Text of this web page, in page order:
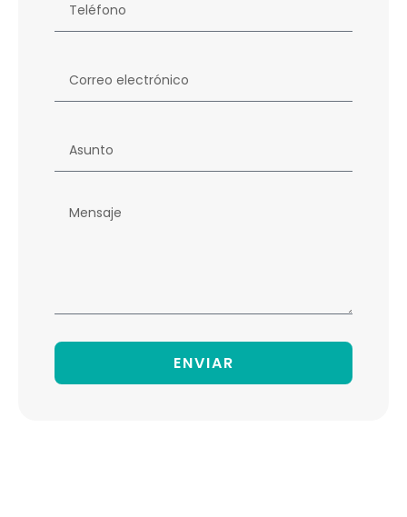
ENVIAR